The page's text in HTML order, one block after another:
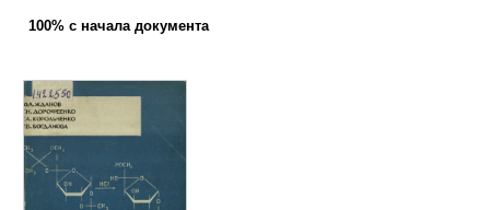
100% с начала документа